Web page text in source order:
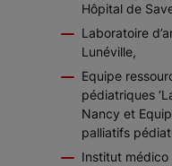
Hôpital de
Laboratoire
Lunéville,
Equipe
pédiatriques
Nancy et
palliatifs
Institut médico